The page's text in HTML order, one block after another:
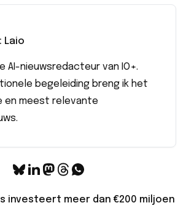
Laio
AI-nieuwsredacteur van IO+.
begeleiding breng ik het
en meest relevante
investeert meer dan €200 miljoen